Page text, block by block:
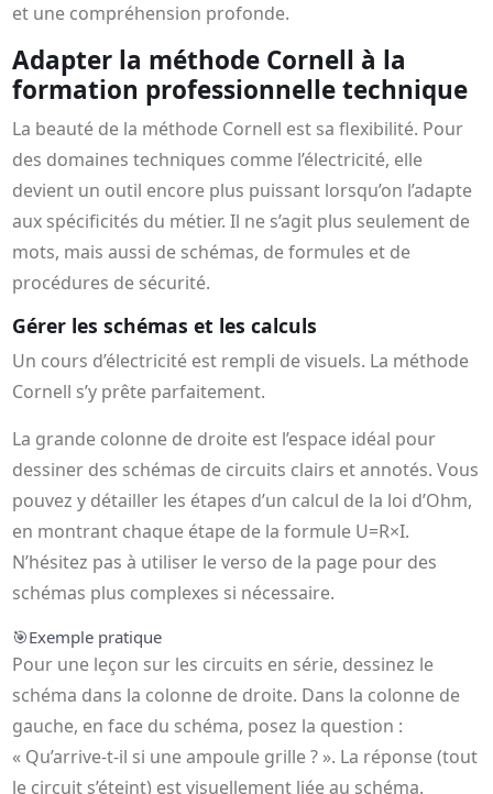
et une compréhension profonde.
Adapter la méthode Cornell à la
formation professionnelle technique
La beauté de la méthode Cornell est sa flexibilité. Pour
des domaines techniques comme l’électricité, elle
devient un outil encore plus puissant lorsqu’on l’adapte
aux spécificités du métier. Il ne s’agit plus seulement de
mots, mais aussi de schémas, de formules et de
procédures de sécurité.
Gérer les schémas et les calculs
Un cours d’électricité est rempli de visuels. La méthode
Cornell s’y prête parfaitement.
La grande colonne de droite est l’espace idéal pour
dessiner des schémas de circuits clairs et annotés. Vous
pouvez y détailler les étapes d’un calcul de la loi d’Ohm,
en montrant chaque étape de la formule U=R×I.
N’hésitez pas à utiliser le verso de la page pour des
schémas plus complexes si nécessaire.
🎯Exemple pratique
Pour une leçon sur les circuits en série, dessinez le
schéma dans la colonne de droite. Dans la colonne de
gauche, en face du schéma, posez la question :
« Qu’arrive-t-il si une ampoule grille ? ». La réponse (tout
le circuit s’éteint) est visuellement liée au schéma.